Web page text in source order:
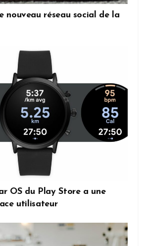
nouveau réseau social de la
OS du Play Store a une
utilisateur